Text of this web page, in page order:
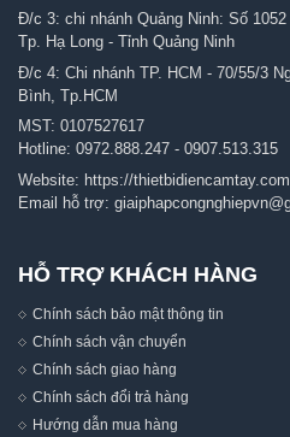
Đ/c 3: chi nhánh Quảng Ninh: Số
Tp. Hạ Long - Tỉnh Quảng Ninh
Đ/c 4: Chi nhánh TP. HCM - 70/55/3
Bình, Tp.HCM
MST: 0107527617
Hotline: 0972.888.247 - 0907.513.315
Website: https://thietbidiencamtay.com
Email hỗ trợ:
HỖ TRỢ KHÁCH HÀNG
Chính sách bảo mật thông tin
Chính sách vận chuyển
Chính sách giao hàng
Chính sách đổi trả hàng
Hướng dẫn mua hàng